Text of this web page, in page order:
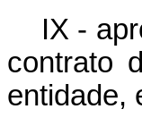
IX -
contrato
entidade,